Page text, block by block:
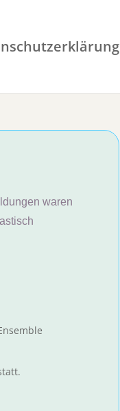
waren